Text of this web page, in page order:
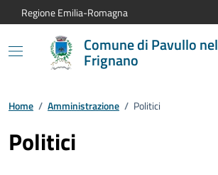
Vai al contenuto principale
Vai alla navigazione del sito
Vai al piede di pagina
Regione Emilia-Romagna
Comune di Pavullo nel
Frignano
Home / Amministrazione / Politici
Politici